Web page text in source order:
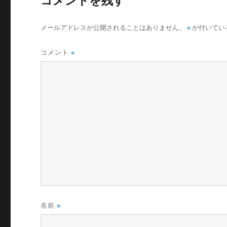
メールアドレスが公開されることはありません。 ※ が付いて
コメント※
名前※